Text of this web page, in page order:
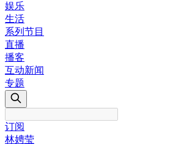
娱乐
生活
系列节目
直播
播客
互动新闻
专题
订阅
林娉莹